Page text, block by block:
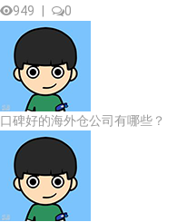
949
0
口碑好的海外仓公司有哪些？